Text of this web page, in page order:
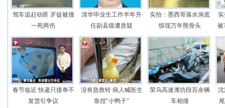
驾车追赶劫匪 歹徒被撞
一死两伤
清华毕业生工作半年升
任副县级遭质疑
实拍：墨西哥落水洞底
惊现万年熊骨头
被
春节临近 快递只接单不
发货引争议
没有急救铃 病人喊医生
靠捏“小鸭子”
荣乌高速潍坊段百余辆
车相撞
沈